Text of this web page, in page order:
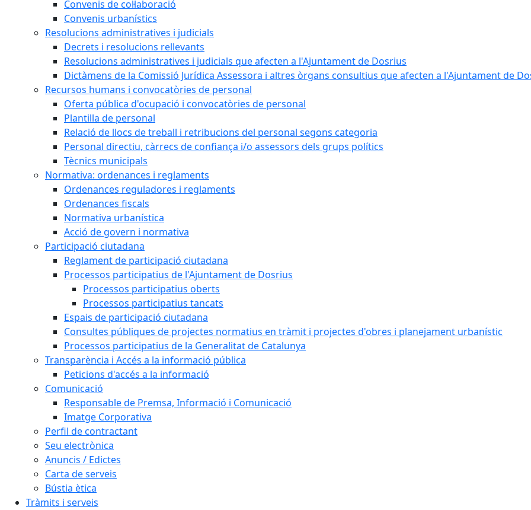
Convenis de col·laboració
Convenis urbanístics
Resolucions administratives i judicials
Decrets i resolucions rellevants
Resolucions administratives i judicials que afecten a l'Ajuntament de Dosrius
Dictàmens de la Comissió Jurídica Assessora i altres òrgans consultius que afecten a l'Ajuntament de
Recursos humans i convocatòries de personal
Oferta pública d'ocupació i convocatòries de personal
Plantilla de personal
Relació de llocs de treball i retribucions del personal segons categoria
Personal directiu, càrrecs de confiança i/o assessors dels grups polítics
Tècnics municipals
Normativa: ordenances i reglaments
Ordenances reguladores i reglaments
Ordenances fiscals
Normativa urbanística
Acció de govern i normativa
Participació ciutadana
Reglament de participació ciutadana
Processos participatius de l'Ajuntament de Dosrius
Processos participatius oberts
Processos participatius tancats
Espais de participació ciutadana
Consultes públiques de projectes normatius en tràmit i projectes d'obres i planejament urbanístic
Processos participatius de la Generalitat de Catalunya
Transparència i Accés a la informació pública
Peticions d'accés a la informació
Comunicació
Responsable de Premsa, Informació i Comunicació
Imatge Corporativa
Perfil de contractant
Seu electrònica
Anuncis / Edictes
Carta de serveis
Bústia ètica
Tràmits i serveis